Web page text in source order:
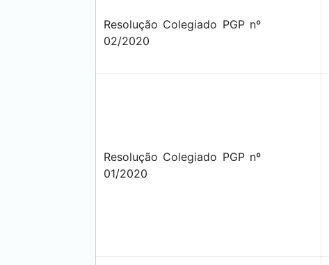
Resolução Colegiado PGP nº
02/2020
Resolução Colegiado PGP nº
01/2020